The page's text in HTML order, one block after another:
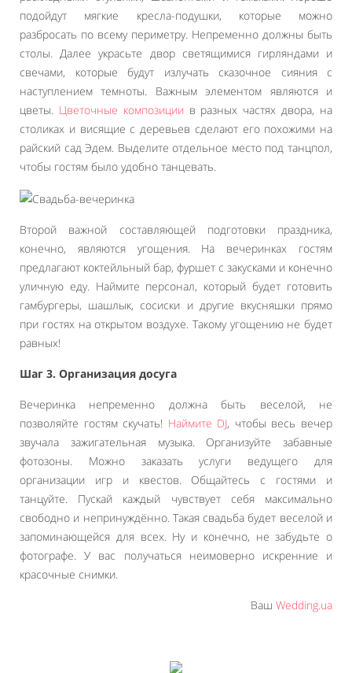
подойдут мягкие кресла-подушки, которые можно
разбросать по всему периметру. Непременно должны быть
столы. Далее украсьте двор светящимися гирляндами и
свечами, которые будут излучать сказочное сияния с
наступлением темноты. Важным элементом являются и
цветы. Цветочные композициив разных частях двора, на
столиках и висящие с деревьев сделают его похожими на
райский сад Эдем. Выделите отдельное место под танцпол,
чтобы гостям было удобно танцевать.
Второй важной составляющей подготовки праздника,
конечно, являются угощения. На вечеринках гостям
предлагают коктейльный бар, фуршет с закусками и конечно
уличную еду. Наймите персонал, который будет готовить
гамбургеры, шашлык, сосиски и другие вкусняшки прямо
при гостях на открытом воздухе. Такому угощению не будет
равных!
Шаг 3. Организация досуга
Вечеринка непременно должна быть веселой, не
позволяйте гостям скучать! Наймите DJ, чтобы весь вечер
звучала зажигательная музыка. Организуйте забавные
фотозоны. Можно заказать услуги ведущего для
организации игр и квестов. Общайтесь с гостями и
танцуйте. Пускай каждый чувствует себя максимально
свободно и непринуждённо. Такая свадьба будет веселой и
запоминающейся для всех. Ну и конечно, не забудьте о
фотографе. У вас получаться неимоверно искренние и
красочные снимки.
Ваш Wedding.ua